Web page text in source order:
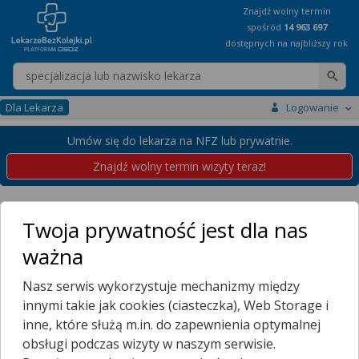
Znajdź wolny termin
spośród 14 963 697
dostępnych na najbliższy rok
Wpisz nazwę lekarza
Dla Lekarza Logowanie
Umów się do lekarza na NFZ lub prywatnie.
Znajdź wolny termin wizyty teraz!
Placówki
Przychodnie w Szubinie
Wybierz dzielnicę
DZIEKANKA
RAJ
SZUBIN
ZAMEK
Twoja prywatność jest dla nas
ważna
Nasz serwis wykorzystuje mechanizmy między
innymi takie jak cookies (ciasteczka), Web Storage i
inne, które służą m.in. do zapewnienia optymalnej
obsługi podczas wizyty w naszym serwisie.